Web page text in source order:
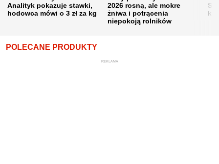
Analityk pokazuje stawki,
hodowca mówi o 3 zł za kg
2026 rosną, ale mokre
żniwa i potrącenia
niepokoją rolników
POLECANE PRODUKTY
REKLAMA